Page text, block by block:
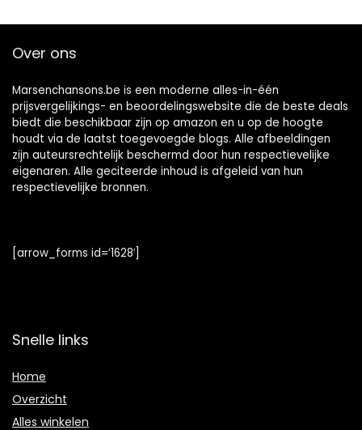
Over ons
Marsenchansons.be is een moderne alles-in-één
prijsvergelijkings- en beoordelingswebsite die de beste deals
biedt die beschikbaar zijn op amazon en u op de hoogte
houdt via de laatst toegevoegde blogs. Alle afbeeldingen
zijn auteursrechtelijk beschermd door hun respectievelijke
eigenaren. Alle geciteerde inhoud is afgeleid van hun
respectievelijke bronnen.
[arrow_forms id=’1628′]
Snelle links
Home
Overzicht
Alles winkelen